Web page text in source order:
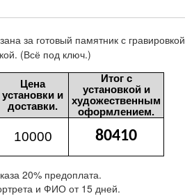
за готовый памятник с гравировкой
(Всё под ключ.)
Цена
установки и
доставки.
Итог с
установкой и
художественным
оформлением.
10000 80410
20% предоплата.
и ФИО от 15 дней.